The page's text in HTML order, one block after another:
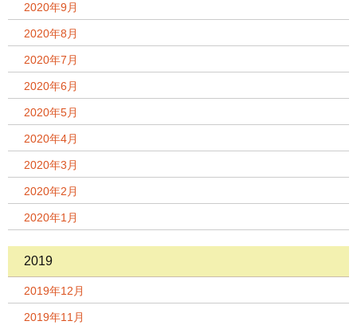
2020年9月
2020年8月
2020年7月
2020年6月
2020年5月
2020年4月
2020年3月
2020年2月
2020年1月
2019
2019年12月
2019年11月